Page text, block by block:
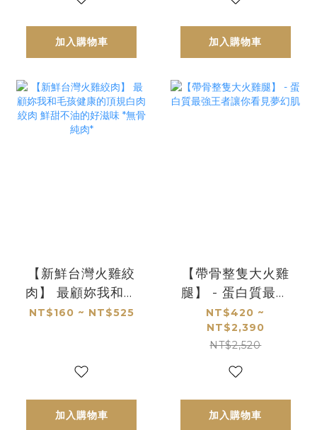
加入購物車 加入購物車
【新鮮台灣火雞絞
肉】 最顧妳我和毛
孩健康的頂規白肉
NT$160 ~ NT$525
加入購物車
【帶骨整隻大火雞
腿】 - 蛋白質最強
王者讓你看見夢幻
肌
NT$420 ~
NT$2,390
NT$2,520
加入購物車